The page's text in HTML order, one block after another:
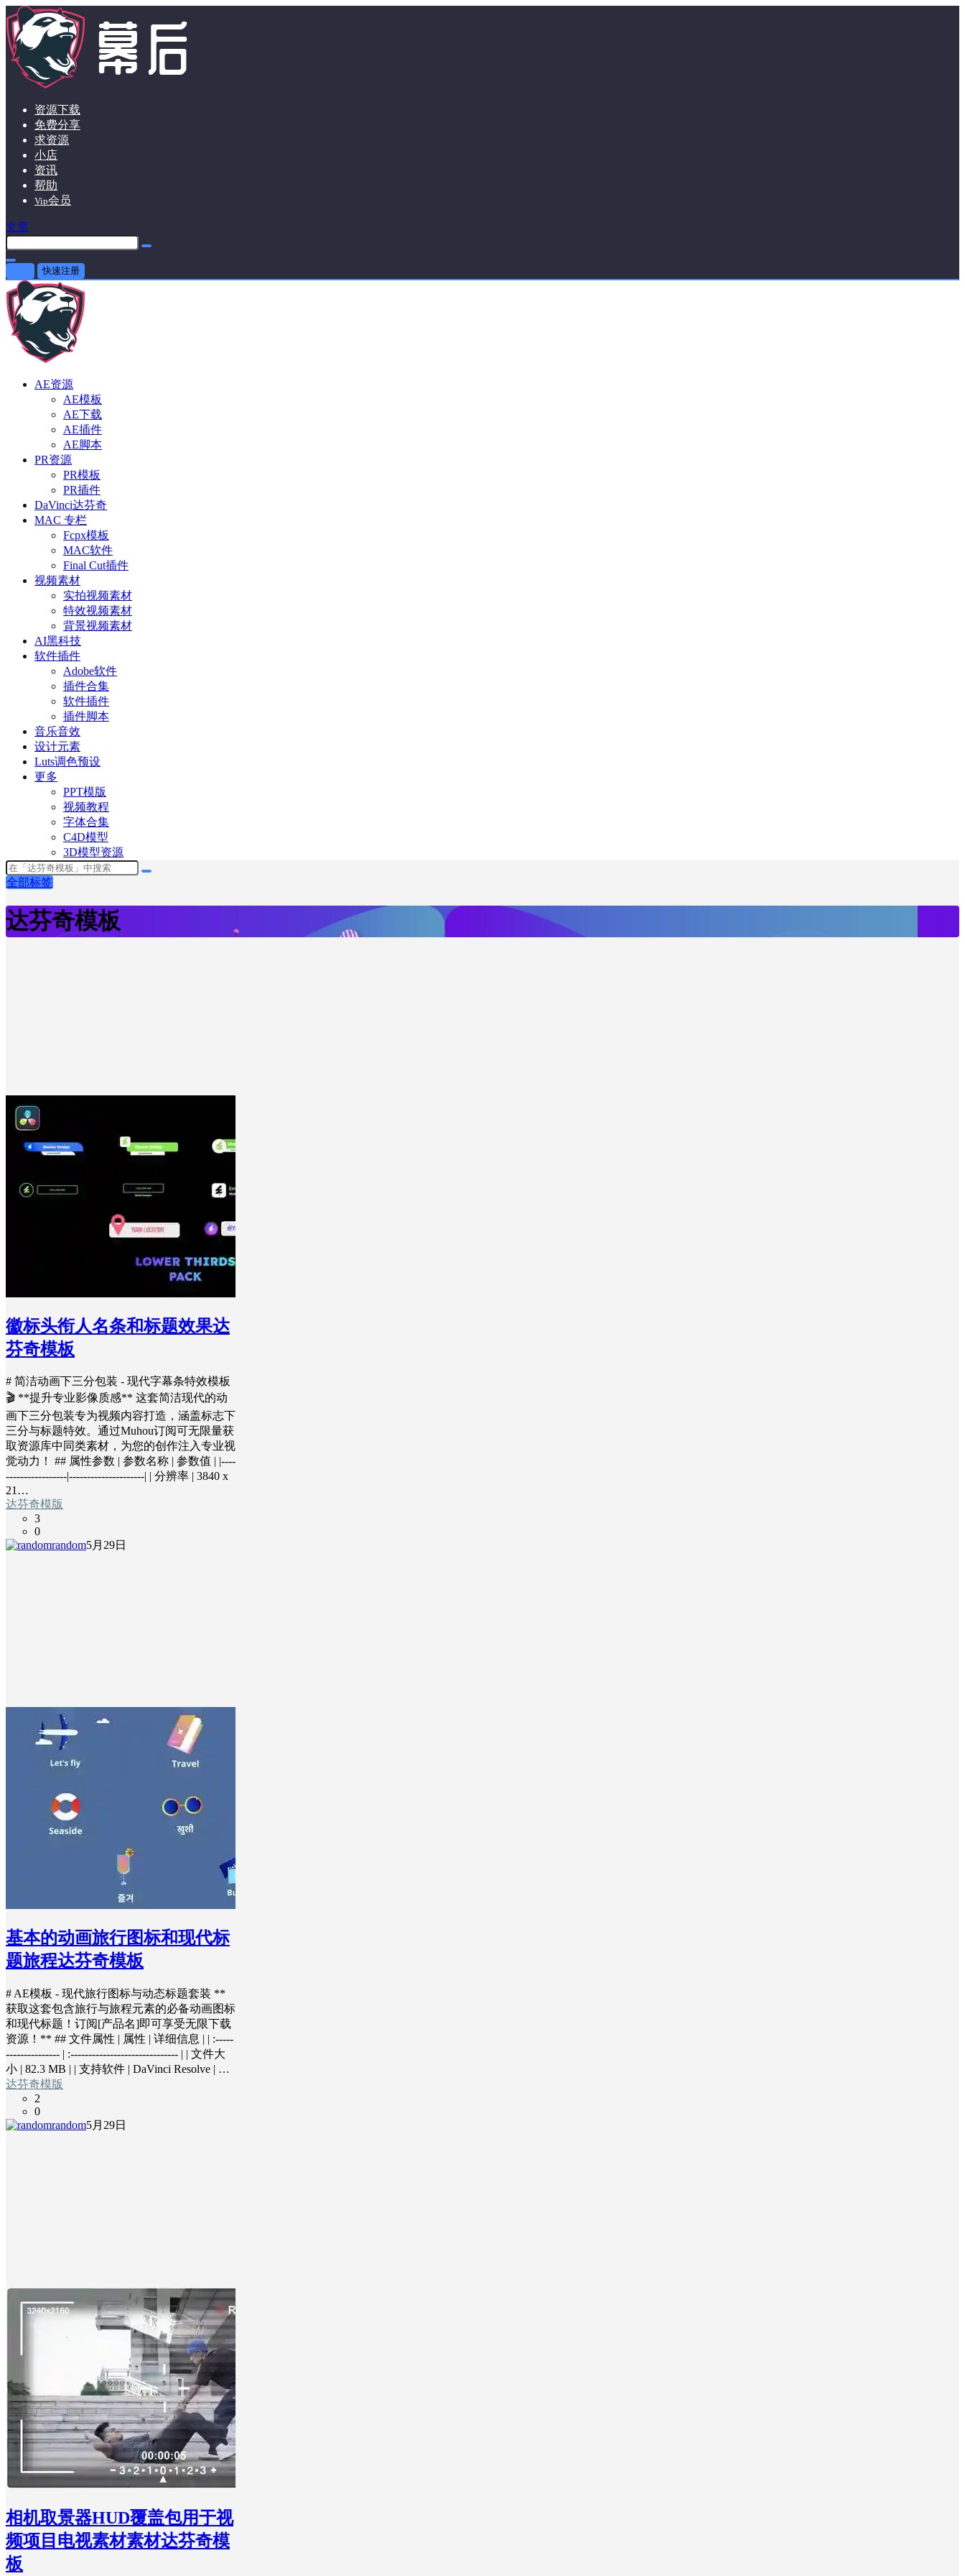
资源下载
免费分享
求资源
小店
资讯
帮助
Vip会员
文章
快速注册
AE资源
AE模板
AE下载
AE插件
AE脚本
PR资源
PR模板
PR插件
DaVinci达芬奇
MAC 专栏
Fcpx模板
MAC软件
Final Cut插件
视频素材
实拍视频素材
特效视频素材
背景视频素材
AI黑科技
软件插件
Adobe软件
插件合集
软件插件
插件脚本
音乐音效
设计元素
Luts调色预设
更多
PPT模版
视频教程
字体合集
C4D模型
3D模型资源
全部标签
达芬奇模板
徽标头衔人名条和标题效果达
芬奇模板
# 简洁动画下三分包装 - 现代字幕条特效模板
🎬 **提升专业影像质感** 这套简洁现代的动
画下三分包装专为视频内容打造，涵盖标志下
三分与标题特效。通过Muhou订阅可无限量获
取资源库中同类素材，为您的创作注入专业视
觉动力！ ## 属性参数 | 参数名称 | 参数值 | |----
-----------------|---------------------| | 分辨率 | 3840 x
21…
达芬奇模版
3
0
random5月29日
基本的动画旅行图标和现代标
题旅程达芬奇模板
# AE模板 - 现代旅行图标与动态标题套装 **
获取这套包含旅行与旅程元素的必备动画图标
和现代标题！订阅[产品名]即可享受无限下载
资源！** ## 文件属性 | 属性 | 详细信息 | | :-----
--------------- | :------------------------------ | | 文件大
小 | 82.3 MB | | 支持软件 | DaVinci Resolve | …
达芬奇模版
2
0
random5月29日
相机取景器HUD覆盖包用于视
频项目电视素材素材达芬奇模
板